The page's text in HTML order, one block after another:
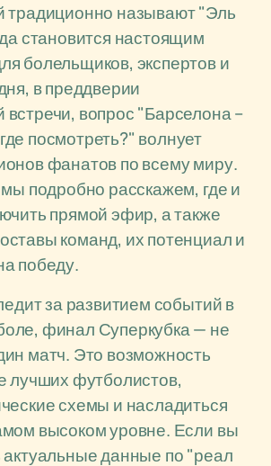
традиционно называют "Эль
становится настоящим
болельщиков, экспертов и
в преддверии
вопрос "Барселона –
посмотреть?" волнует
фанатов по всему миру.
подробно расскажем, где и
прямой эфир, а также
команд, их потенциал и
победу.
за развитием событий в
финал Суперкубка — не
матч. Это возможность
лучших футболистов,
схемы и насладиться
высоком уровне. Если вы
актуальные данные по "реал